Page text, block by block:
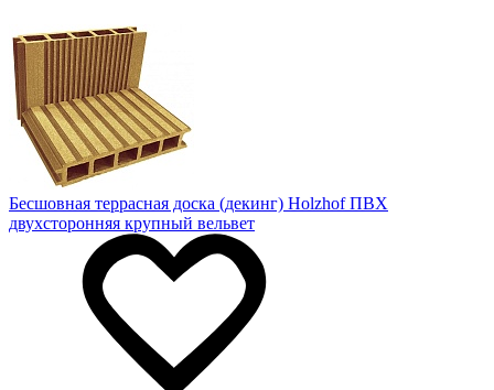
Бесшовная террасная доска (декинг) Holzhof ПВХ
двухсторонняя крупный вельвет